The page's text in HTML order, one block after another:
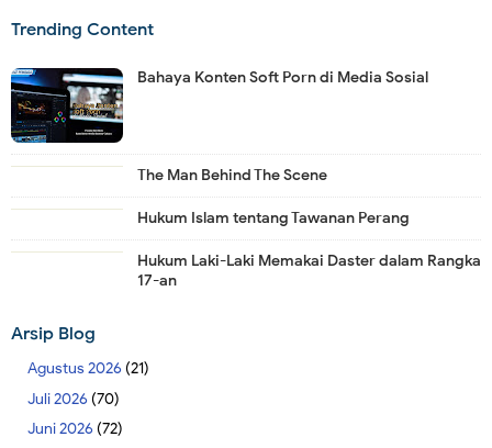
Trending Content
Bahaya Konten Soft Porn di Media Sosial
The Man Behind The Scene
Hukum Islam tentang Tawanan Perang
Hukum Laki-Laki Memakai Daster dalam Rangka
17-an
Arsip Blog
Agustus 2026 (21)
Juli 2026 (70)
Juni 2026 (72)